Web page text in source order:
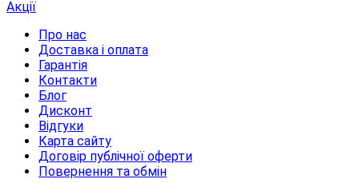
Акції
Про нас
Доставка і оплата
Гарантія
Контакти
Блог
Дисконт
Відгуки
Карта сайту
Договір публічної оферти
Повернення та обмін